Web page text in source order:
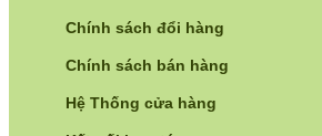
Chính sách đổi hàng
Chính sách bán hàng
Hệ Thống cửa hàng